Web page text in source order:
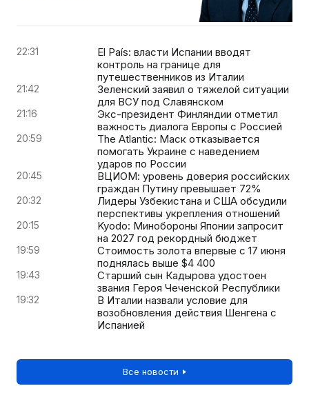
22:31
El País: власти Испании вводят
контроль на границе для
путешественников из Италии
21:42
Зеленский заявил о тяжелой ситуации
для ВСУ под Славянском
21:16
Экс-президент Финляндии отметил
важность диалога Европы с Россией
20:59
The Atlantic: Маск отказывается
помогать Украине с наведением
ударов по России
20:45
ВЦИОМ: уровень доверия российских
граждан Путину превышает 72%
20:32
Лидеры Узбекистана и США обсудили
перспективы укрепления отношений
20:15
Kyodo: Минобороны Японии запросит
на 2027 год рекордный бюджет
19:59
Стоимость золота впервые с 17 июня
поднялась выше $4 400
19:43
Старший сын Кадырова удостоен
звания Героя Чеченской Республики
19:32
В Италии назвали условие для
возобновления действия Шенгена с
Испанией
Все новости